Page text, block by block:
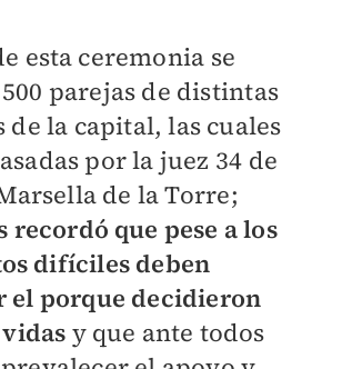
esta ceremonia se
parejas de distintas
de la capital, las cuales
por la juez 34 de
de la Torre;
recordó que pese a los
difíciles deben
el porque decidieron
y que ante todos